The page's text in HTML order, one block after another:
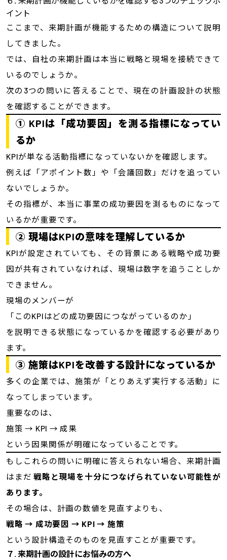
イント
ここまで、来期計画が機能するための構造について説明
してきました。
では、自社の来期計画は本当に戦略と現場を接続できて
いるのでしょうか。
次の3つの問いに答えることで、現在の計画設計の状態
を確認することができます。
① KPIは「成功要因」を測る指標になってい
るか
KPIが単なる活動指標になっていないかを確認します。
例えば「アポイント数」や「会議回数」だけを追ってい
ないでしょうか。
その指標が、本当に事業の成功要因を測るものになって
いるかが重要です。
② 現場はKPIの意味を理解しているか
KPIが設定されていても、その背景にある戦略や成功要
因が共有されていなければ、現場は数字を追うことしか
できません。
現場のメンバーが
「このKPIはどの成功要因につながっているのか」
を説明できる状態になっているかを確認する必要があり
ます。
③ 施策はKPIを改善する設計になっているか
多くの企業では、施策が「とりあえず実行する活動」に
なってしまっています。
重要なのは、
施策 → KPI → 成果
という因果関係が明確になっていることです。
もしこれらの問いに明確に答えられない場合、来期計画
はまだ戦略と現場を十分につなげられていない可能性が
あります。
その場合は、計画の数値を見直すよりも、
戦略 → 成功要因 → KPI → 施策
という設計構造そのものを見直すことが重要です。
７ . 来期計画の設計にお悩みの方へ